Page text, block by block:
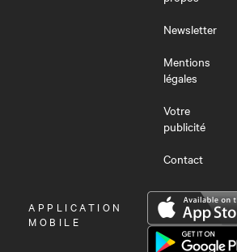
Newsletter
Mentions
légales
Votre
publicité
Contact
OUVRIR
LE
APPLICATION
MOBILE